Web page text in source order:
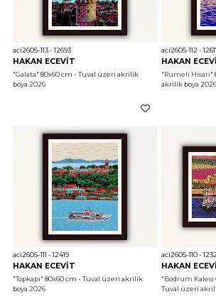
aci2605-113 - 12693
HAKAN ECEVİT
"Galata" 80x60 cm - Tuval üzeri akrilik
boya 2026
aci2605-112 -
HAKAN
"Rumeli Hisarı"
akrilik boya 2026
aci2605-111 - 12419
HAKAN ECEVİT
"Topkapı" 80x60 cm - Tuval üzeri akrilik
boya 2026
aci2605-110 -
HAKAN
"Bodrum Kalesi
Tuval üzeri